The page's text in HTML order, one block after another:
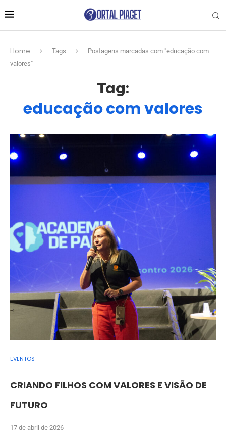
Home Tags
Postagens marcadas com "educação com
valores"
Tag:
educação com valores
EVENTOS
CRIANDO FILHOS COM VALORES E VISÃO DE
FUTURO
17 de abril de 2026